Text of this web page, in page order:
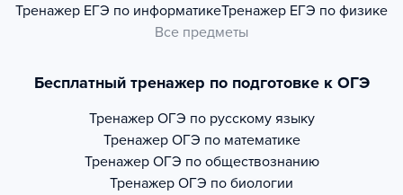
Тренажер ЕГЭ по информатикеТренажер ЕГЭ по физике
Все предметы
Бесплатный тренажер по подготовке к ОГЭ
Тренажер ОГЭ по русскому языку
Тренажер ОГЭ по математике
Тренажер ОГЭ по обществознанию
Тренажер ОГЭ по биологии